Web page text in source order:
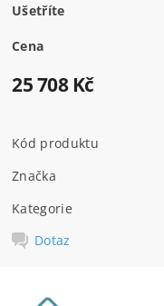
Ušetříte
Cena
25 708 Kč
Kód produktu
Značka
Kategorie
Dotaz